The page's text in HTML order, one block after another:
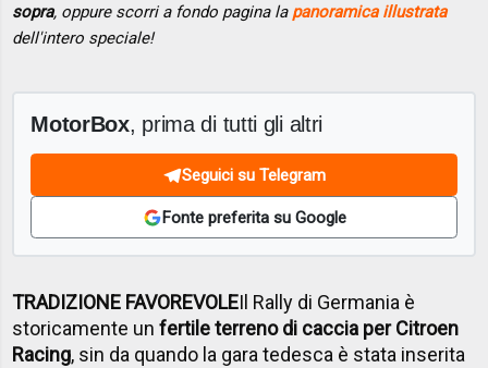
sopra, oppure scorri a fondo pagina la panoramica illustrata
dell'intero speciale!
MotorBox, prima di tutti gli altri
Seguici su Telegram
Fonte preferita su Google
TRADIZIONE FAVOREVOLEIl Rally di Germania è
storicamente unfertile terreno di caccia per Citroen
Racing, sin da quando la gara tedesca è stata inserita